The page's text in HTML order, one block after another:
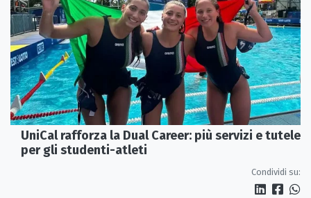
UniCal rafforza la Dual Career: più servizi e tutele
per gli studenti-atleti
Condividi su: